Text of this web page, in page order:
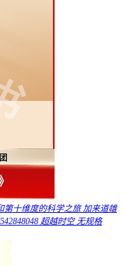
第十维度的科学之旅 加来道雄
超越时空 无规格